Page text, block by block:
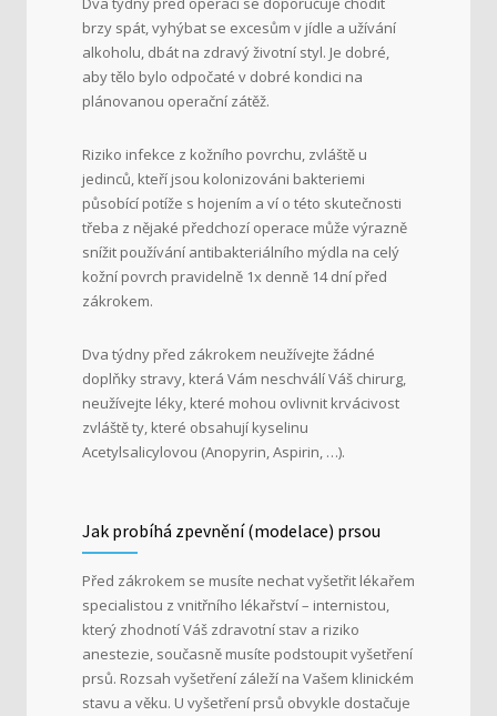
brzy spát, vyhýbat se excesům v jídle a užívání
alkoholu, dbát na zdravý životní styl. Je dobré,
aby tělo bylo odpočaté v dobré kondici na
plánovanou operační zátěž.
Riziko infekce z kožního povrchu, zvláště u
jedinců, kteří jsou kolonizováni bakteriemi
působící potíže s hojením a ví o této skutečnosti
třeba z nějaké předchozí operace může výrazně
snížit používání antibakteriálního mýdla na celý
kožní povrch pravidelně 1x denně 14 dní před
zákrokem.
Dva týdny před zákrokem neužívejte žádné
doplňky stravy, která Vám neschválí Váš chirurg,
neužívejte léky, které mohou ovlivnit krvácivost
zvláště ty, které obsahují kyselinu
Acetylsalicylovou (Anopyrin, Aspirin, …).
Jak probíhá zpevnění (modelace) prsou
Před zákrokem se musíte nechat vyšetřit lékařem
specialistou z vnitřního lékařství – internistou,
který zhodnotí Váš zdravotní stav a riziko
anestezie, současně musíte podstoupit vyšetření
prsů. Rozsah vyšetření záleží na Vašem klinickém
stavu a věku. U vyšetření prsů obvykle dostačuje